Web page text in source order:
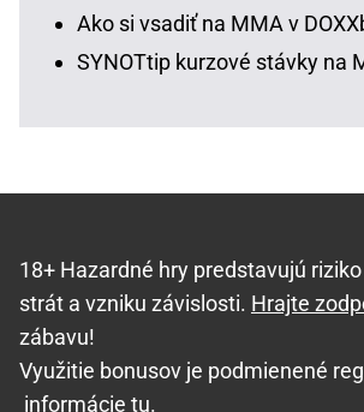
Ako si vsadiť na MMA v
SYNOTtip kurzové stávky na
18+ Hazardné hry predstavujú
strát a vzniku závislosti. Hrajte
zábavu!
Využitie bonusov je podmienené
informácie tu.